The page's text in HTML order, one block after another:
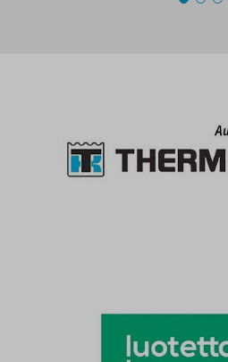
g von bis zu einem
Grad, einstellbar.